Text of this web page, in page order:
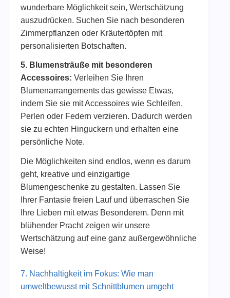
wunderbare Möglichkeit sein, Wertschätzung
auszudrücken. Suchen Sie nach besonderen
Zimmerpflanzen oder Kräutertöpfen mit
personalisierten Botschaften.
5. Blumensträuße mit besonderen
Accessoires: Verleihen Sie Ihren
Blumenarrangements das gewisse Etwas,
indem Sie sie mit Accessoires wie Schleifen,
Perlen oder Federn verzieren. Dadurch werden
sie zu echten Hinguckern und erhalten eine
persönliche Note.
Die Möglichkeiten sind endlos, wenn es darum
geht, kreative und einzigartige
Blumengeschenke zu gestalten. Lassen Sie
Ihrer Fantasie freien Lauf und überraschen Sie
Ihre Lieben mit etwas Besonderem. Denn mit
blühender Pracht zeigen wir unsere
Wertschätzung auf eine ganz außergewöhnliche
Weise!
7. Nachhaltigkeit im Fokus: Wie man
umweltbewusst mit Schnittblumen umgeht